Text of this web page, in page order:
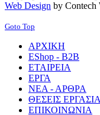
Web Design by Contech
Goto Top
ΑΡΧΙΚΗ
EShop - B2B
ΕΤΑΙΡΕΙΑ
ΕΡΓΑ
ΝΕΑ - ΑΡΘΡΑ
ΘΕΣΕΙΣ
ΕΠΙΚΟΙΝΩΝΙΑ